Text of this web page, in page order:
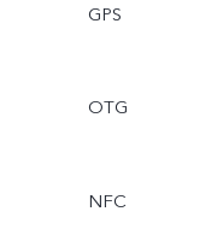
GPS
OTG
NFC